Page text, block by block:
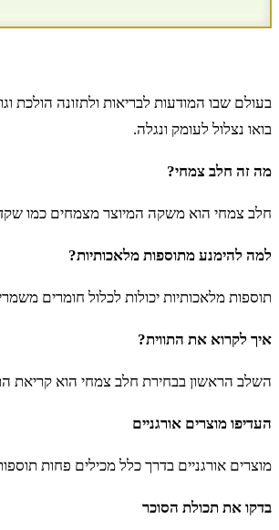
בעולם שבו המודעות לבריאות ולתזונה הולכת
בואו נצלול לעומק ונגלה.
מה זה חלב צמחי?
חלב צמחי הוא משקה המיוצר מצמחים כמו
למה להימנע מתוספות מלאכותיות?
תוספות מלאכותיות יכולות לכלול חומרים
איך לקרוא את התווית?
השלב הראשון בבחירת חלב צמחי הוא קריאת
העדיפו מוצרים אורגניים
מוצרים אורגניים בדרך כלל מכילים פחות
בדקו את תכולת הסוכר